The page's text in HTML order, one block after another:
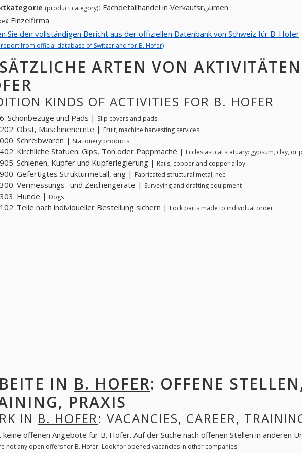
(product category): Fachdetailhandel in Verkaufsrنumen
: Einzelfirma
Sie den vollständigen Bericht aus der offiziellen Datenbank von Schweiz für B. Hofer
from official database of Switzerland for B. Hofer)
ARTEN VON
KINDS OF ACTIVITIES FOR B. HOFER
Schonbezüge und Pads | Slip covers and pads
Obst, Maschinenernte | Fruit, machine harvesting services
Schreibwaren | Stationery products
Kirchliche Statuen: Gips, Ton oder Pappmaché | Ecclesiastical statuary: gypsum, clay, or
Schienen, Kupfer und Kupferlegierung | Rails, copper and copper alloy
Gefertigtes Strukturmetall, ang | Fabricated structural metal, nec
Vermessungs- und Zeichengeräte | Surveying and drafting equipment
Hunde | Dogs
Teile nach individueller Bestellung sichern | Lock parts made to individual order
IN B. HOFER: OFFENE
PRAXIS
IN B. HOFER: VACANCIES, CAREER,
keine offenen Angebote für B. Hofer. Auf der Suche nach offenen Stellen in anderen
not any open offers for B. Hofer. Look for opened vacancies in other companies